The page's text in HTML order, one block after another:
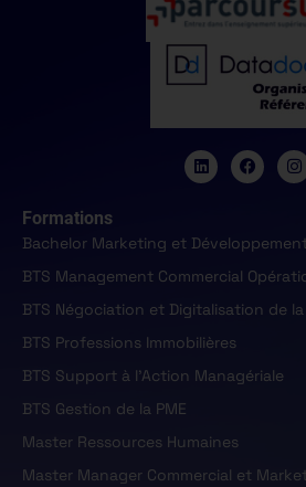
Formations
Bachelor Marketing et
BTS Management Commercial
BTS Négociation et Digitalisation de
BTS Professions Immobilières
BTS Support à l'Action Managériale
BTS Gestion de la PME
Master Ressources Humaines
Master Manager Commercial et